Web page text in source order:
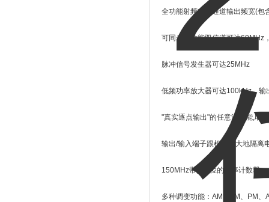
全功能射频功能通道输出频宽(包
可同步等性能双信道可达60MHz
脉冲信号发生器可达25MHz
低频功率放大器可达100kHz，输
"真实逐点输出"的任意波功能,取
输出/输入端子跟机壳的大地隔离
150MHz带宽 位的频率计数器
多种调变功能： AM FM 、 PM 、